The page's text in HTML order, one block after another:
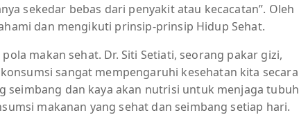
sekedar bebas dari penyakit atau kecacatan”. Oleh
dan mengikuti prinsip-prinsip Hidup Sehat.
makan sehat. Dr. Siti Setiati, seorang pakar gizi,
sangat mempengaruhi kesehatan kita secara
seimbang dan kaya akan nutrisi untuk menjaga tubuh
makanan yang sehat dan seimbang setiap hari.